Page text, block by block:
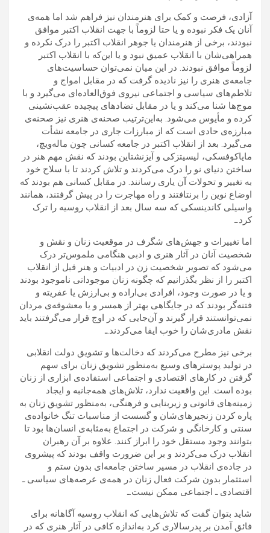
آزادی، فرصت و کمک برای هنرمندان نیز فراهم شد اما همه‌ی
آنان یک فکر نبوده و یا حتا لزوماً با جهت انقلاب اکتبر موافق
نبودند، برخی از هنرمندان یا جوهر انقلاب اکتبر را درک نکرده و
همراهی‌شان با انقلاب عمیق نبود و یا این‌که با انقلاب اکتبر
لزوماً موافق نبودند. در این میان نمی‌توان حساسیت‌های
جامعه‌ی هنری را نیز نادیده گرفت که در مقابل امواج و
تلاطم‌های سیاسی و اجتماعی نیروی فوق‌العاده‌ای می‌گیرد و با
موج‌ها شنا می‌کند و یا در مقابل تضادهای پیچیده عقب‌نشینی
کرده و مأیوس می‌شود. به‌این‌ترتیب صحنه‌ی هنری نیز صحنه‌ی
مبارزه‌ی حادی است که از مبارزات جاری در جامعه نشأت
می‌گیرد. بعد از انقلاب اکتبر در جامعه کسانی چون ماله‌ویچ،
مایاکوفسکی، لیسیتزکی و آیزنشتاین بودند که نقش مهم هنر در
ساختن دنیای نو را درک می‌کردند و تلاش کردند تا با سلاح خود
به تغییر و تحولات آن یاری رسانند. در مقابل کسانی هم بودند که
اوضاع نوین را برنتافتند و راه مهاجرت را در پیش گرفتند، همانند
واسیلی کاندینسکی که سه سال بعد از انقلاب روسیه را ترک
کرد.ـ
اما تغییرات و جهش‌های شگرف در موقعیت زنان و نقش و
شخصیت آنان در آثار هنری و ادبی هنگامی ملموس‌تر درک
می‌شود که تصویر شخصیت زن در ادبیات و هنر قبل از انقلاب
اکتبر را از نظر بگذرانیم که چگونه زنان موجوداتی ناموجود بودند
و یا در صورت وجود، افرادی بی‌اراده و بی‌ارزش یا عفریته و
فتنه‌گر بودند که در جایگاهی بهتر از همسر و یا معشوقه‌ی مردان
نمی‌توانستند قرار گیرند و آن‌جایی که در اوج قرار می‌گرفتند باید
نقش مادری‌شان را خوب ایفا می‌کردند.ـ
برخی نیز مطرح می‌کردند که دخالت‌ها و تشویق دولت انقلابی
در تولید پوسترهای وسیع به‌منظور تشویق زنان برای سهم
گرفتن در کارهای اقتصادی و اجتماعی استفاده‌ی ابزاری از زنان
بوده است. این واقعیت ندارد، تلاش‌های همه‌جانبه و ایجاد
زمینه‌های قانونی و زیربنایی و فرهنگی، به‌منظور تشویق زنان به
پاره کردن زنجیرهای‌شان و گسست از مناسبات تنگ خانواده‌ی
سنتی و کارخانگی و شرکت در اجتماع به‌مثابه‌ی انسان‌ها بود تا
بتوانند وجود مستقل خود را ابراز کنند. علاوه بر آن رهبران
انقلاب درک می‌کردند و بر این ضرورت واقف بودند که پیشروی
در جاده‌ی انقلاب در مسیر ساختن جامعه‌ای بدون ستم و
استثمار بدون شرکت فعال زنان در همه‌ی عرصه‌های سیاسی ـ
اقتصادی ـ اجتماعی ممکن نیست.ـ
شاید بتوان گفت که تلاش‌هایی که انقلاب روسیه آگاهانه برای
فائق آمدن بر پدرسالاری کرد به‌اندازه کافی در آثار هنری که در